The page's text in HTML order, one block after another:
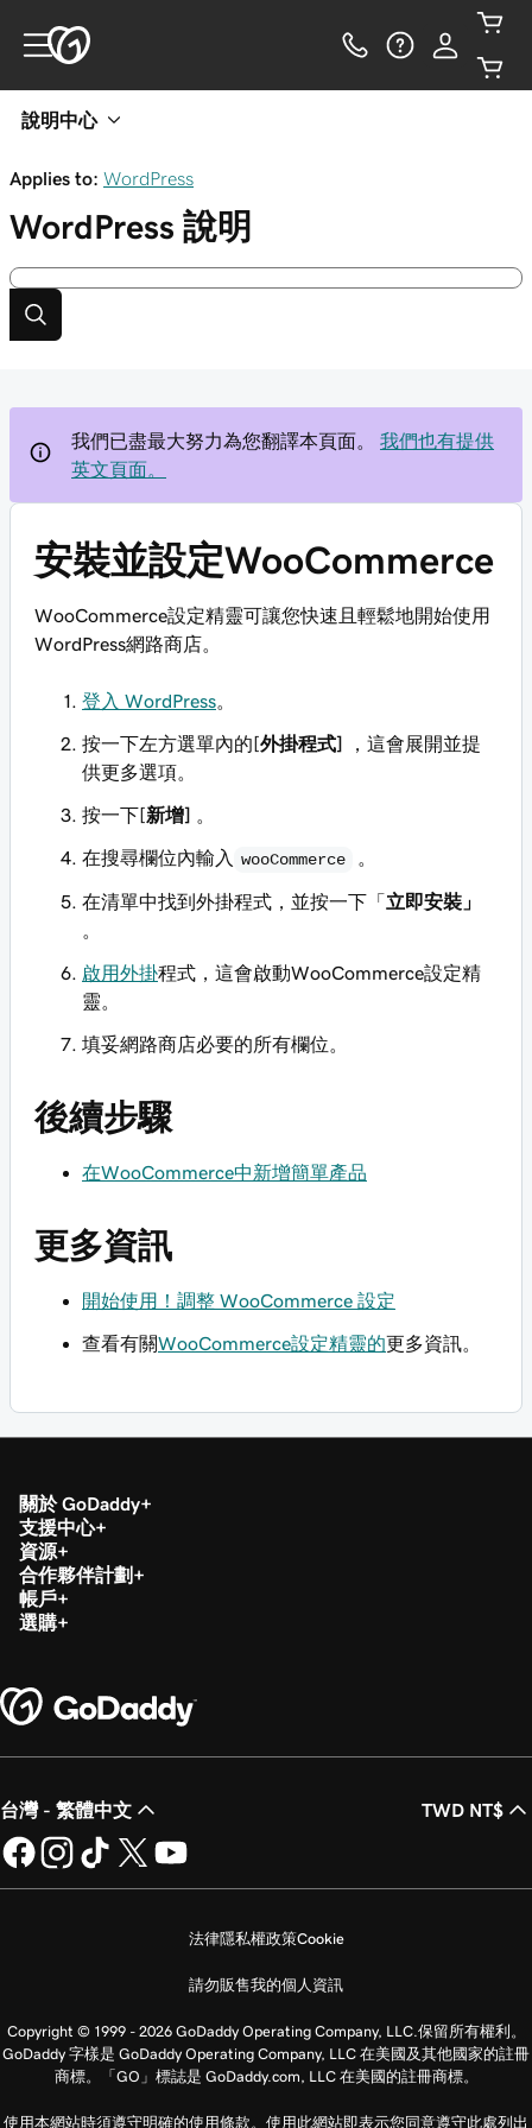
說明中心
Applies to: WordPress
WordPress 說明
我們已盡最大努力為您翻譯本頁面。
我們也有提供
英文頁面。
安裝並設定WooCommerce
WooCommerce設定精靈可讓您快速且輕鬆地開始使用
WordPress網路商店。
登入 WordPress
按一下左方選單內的[外掛程式]
，這會展開並提
供更多選項。
按一下[新增]
在搜尋欄位內輸入 wooCommerce
在清單中找到外掛程式，並按一下「 立即安裝」
啟用外掛程式，這會啟動WooCommerce設定精
靈。
填妥網路商店必要的所有欄位。
後續步驟
在WooCommerce中新增簡單產品
更多資訊
開始使用！調整 WooCommerce 設定
查看有關WooCommerce設定精靈的更多資訊。
關於 GoDaddy
支援中心
資源
合作夥伴計劃
帳戶
選購
台灣 - 繁體中文 TWD NT$
法律隱私權政策Cookie
請勿販售我的個人資訊
Copyright © 1999 - 2026 GoDaddy Operating Company, LLC.保留所有權利。
GoDaddy 字樣是 GoDaddy Operating Company, LLC 在美國及其他國家的註冊
商標。「GO」標誌是 GoDaddy.com, LLC 在美國的註冊商標。
使用本網站時須遵守明確的使用條款。使用此網站即表示您同意遵守此處列出